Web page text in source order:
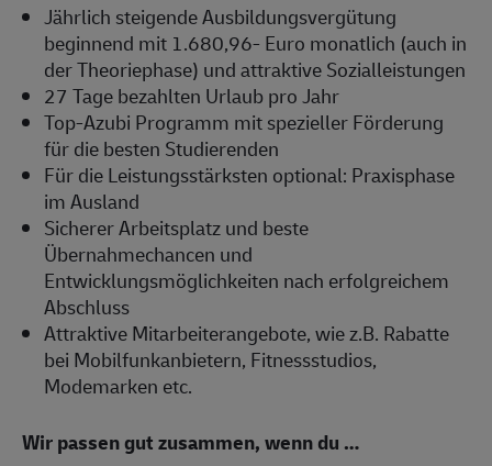
Jährlich steigende Ausbildungsvergütung
beginnend mit 1.680,96- Euro monatlich (auch in
der Theoriephase) und attraktive Sozialleistungen
27 Tage bezahlten Urlaub pro Jahr
Top-Azubi Programm mit spezieller Förderung
für die besten Studierenden
Für die Leistungsstärksten optional: Praxisphase
im Ausland
Sicherer Arbeitsplatz und beste
Übernahmechancen und
Entwicklungsmöglichkeiten nach erfolgreichem
Abschluss
Attraktive Mitarbeiterangebote, wie z.B. Rabatte
bei Mobilfunkanbietern, Fitnessstudios,
Modemarken etc.
Wir passen gut zusammen, wenn du …